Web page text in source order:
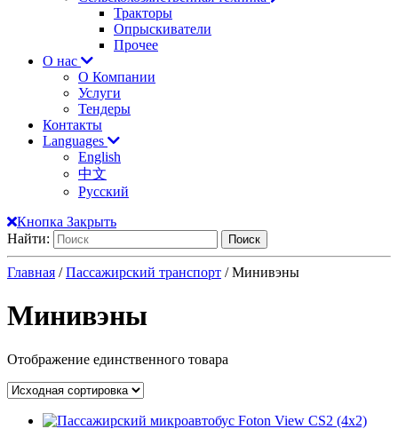
Тракторы
Опрыскиватели
Прочее
О нас
О Компании
Услуги
Тендеры
Контакты
Languages
English
中文
Русский
Кнопка Закрыть
Найти:
Главная /Пассажирский транспорт / Минивэны
Минивэны
Отображение единственного товара